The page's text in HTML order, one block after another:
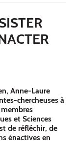
Anne-Laure
chercheuses à
et Sciences
de réfléchir, de
énactives en